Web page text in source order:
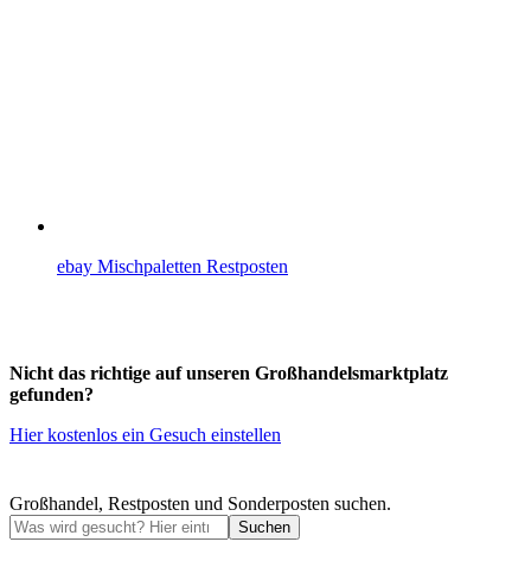
ebay Mischpaletten Restposten
Nicht das richtige auf unseren Großhandelsmarktplatz
gefunden?
Hier kostenlos ein Gesuch einstellen
Großhandel, Restposten und Sonderposten suchen.
Suchen